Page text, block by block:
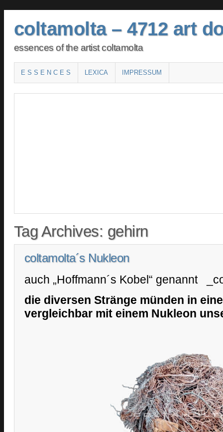
coltamolta – 4712 art
essences of the artist coltamolta
Main menu
SKIP TO CONTENT
E S S E N C E S LEXICA IMPRESSUM
Tag Archives: gehirn
coltamolta´s Nukleon
auch „Hoffmann´s Kobel“ genannt
die diversen Stränge münden in
vergleichbar mit einem Nukleon